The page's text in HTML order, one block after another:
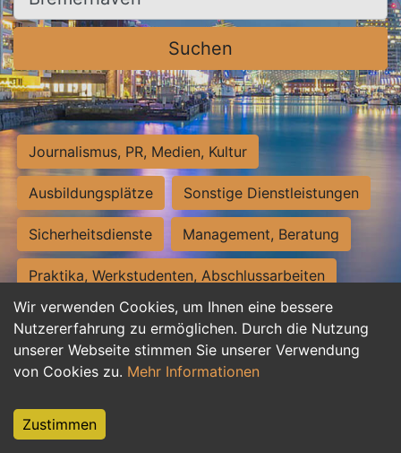
Wir verwenden Cookies, um Ihnen eine bessere
Nutzererfahrung zu ermöglichen. Durch die Nutzung
unserer Webseite stimmen Sie unserer Verwendung
von Cookies zu. Mehr Informationen
Zustimmen
Suchen
Journalismus, PR, Medien, Kultur
Ausbildungsplätze Sonstige Dienstleistungen
Sicherheitsdienste Management, Beratung
Praktika, Werkstudenten, Abschlussarbeiten
Personalwesen Assistenz, Sekretariat
Hilfskräfte, Aushilfs- und Nebenjobs
Weiterbildung, Studium, duale Ausbildung